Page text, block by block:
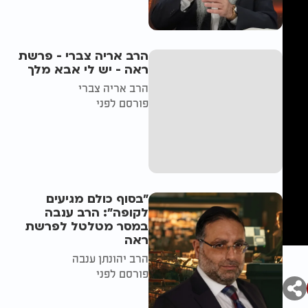
הרב אריה צברי - פרשת
ראה - יש לי אבא מלך
הרב אריה צברי
פורסם לפני
"בסוף כולם מגיעים
לקופה": הרב ענבה
במסר מטלטל לפרשת
ראה
הרב יהונתן ענבה
פורסם לפני